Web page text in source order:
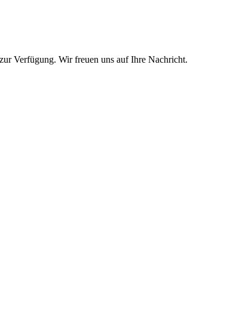
Verfügung. Wir freuen uns auf Ihre Nachricht.